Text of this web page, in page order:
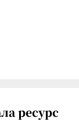
ресурс